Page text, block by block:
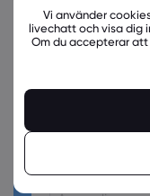
Skapa ett
Vi använder
livechatt och visa dig
Om du accepterar